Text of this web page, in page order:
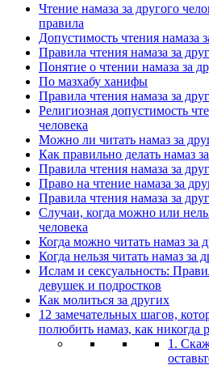
Чтение намаза за другого
правила
Допустимость чтения намаза
Правила чтения намаза за
Понятие о чтении намаза за
По мазхабу ханифы
Правила чтения намаза за
Религиозная допустимость
человека
Можно ли читать намаз за
Как правильно делать намаз
Правила чтения намаза за
Право на чтение намаза за
Правила чтения намаза за
Случаи, когда можно или
человека
Когда можно читать намаз за
Когда нельзя читать намаз за
Ислам и сексуальность:
девушек и подростков
Как молиться за других
12 замечательных шагов,
полюбить намаз, как никогда
1.